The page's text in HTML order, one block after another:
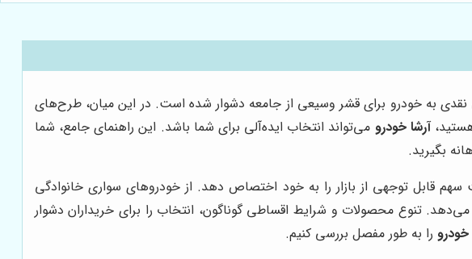
به خودرو برای قشر وسیعی از جامعه دشوار شده است. در این میان، طرح‌های
آرشا خودرو می‌تواند انتخاب ایده‌آلی برای شما باشد. این راهنمای جامع، شما
سهم قابل توجهی از بازار را به خود اختصاص دهد. از خودروهای سواری خانوادگی
تنوع محصولات و شرایط اقساطی گوناگون، انتخاب را برای خریداران دشوار
خودرورا به طور مفصل بررسی کنیم.